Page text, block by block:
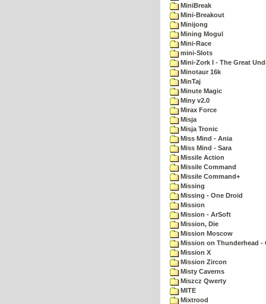
MiniBreak
Mini-Breakout
Minijong
Mining Mogul
Mini-Race
mini-Slots
Mini-Zork I - The Great
Minotaur 16k
MinTaj
Minute Magic
Miny v2.0
Mirax Force
Misja
Misja Tronic
Miss Mind - Ania
Miss Mind - Sara
Missile Action
Missile Command
Missile Command+
Missing
Missing - One Droid
Mission
Mission - ArSoft
Mission, Die
Mission Moscow
Mission on Thunderhead -
Mission X
Mission Zircon
Misty Caverns
Miszcz Qwerty
MITE
Mixtrood